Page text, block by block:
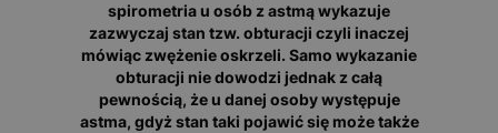
spirometria u osób z astmą wykazuje
zazwyczaj stan tzw. obturacji czyli inaczej
mówiąc zwężenie oskrzeli. Samo wykazanie
obturacji nie dowodzi jednak z całą
pewnością, że u danej osoby występuje
astma, gdyż stan taki pojawić się może także